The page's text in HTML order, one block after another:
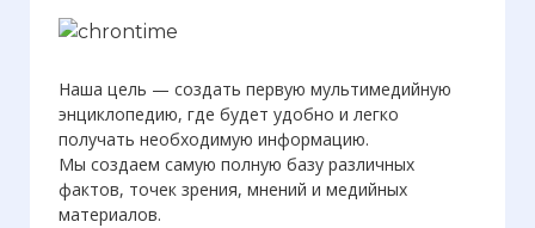
Наша цель — создать первую мультимедийную
энциклопедию, где будет удобно и легко
получать необходимую информацию.
Мы создаем самую полную базу различных
фактов, точек зрения, мнений и медийных
материалов.